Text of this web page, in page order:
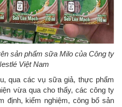
sản phẩm sữa Milo của Công ty
Việt Nam
qua các vụ sữa giả, thực phẩm
vừa qua cho thấy, các công ty
định, kiểm nghiệm, công bố sản